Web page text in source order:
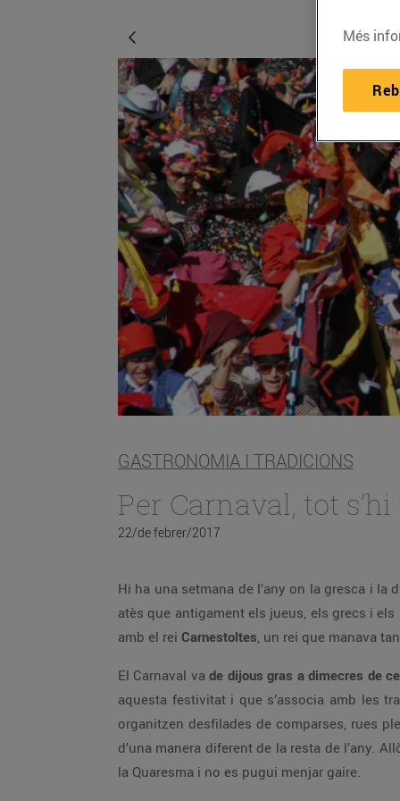
GASTRONOMIA I TRADICIONS
Per Carnaval, tot
22/de febrer/2017
Hi ha una setmana de l’any on la gresca i
atès que antigament els jueus, els grecs i
amb el rei Carnestoltes, un rei que manava
El Carnaval va de dijous gras a dimecres de
aquesta festivitat i que s’associa amb les
organitzen desfilades de comparses, rues
d’una manera diferent de la resta de l’any.
la Quaresma i no es pugui menjar gaire.
Més